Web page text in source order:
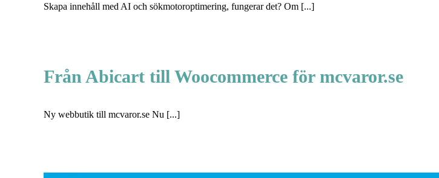
Skapa innehåll med AI och sökmotoroptimering, fungerar det? Om [...]
Från Abicart till Woocommerce för mcvaror.se
Ny webbutik till mcvaror.se Nu [...]